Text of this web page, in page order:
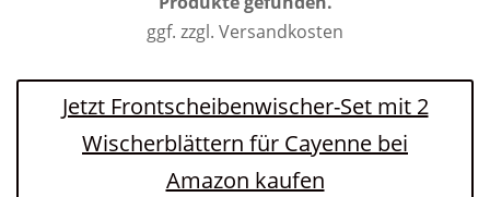
ggf. zzgl. Versandkosten
Jetzt Frontscheibenwischer-Set mit 2
Wischerblättern für Cayenne bei
Amazon kaufen